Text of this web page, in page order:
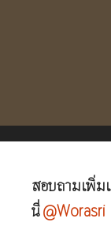
สอบถามเพิ่
นี่@Worasri